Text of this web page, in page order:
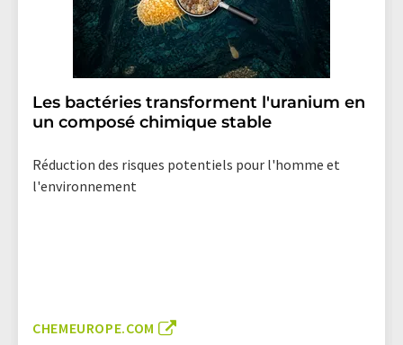
Les bactéries transforment l'uranium en
un composé chimique stable
Réduction des risques potentiels pour l'homme et
l'environnement
CHEMEUROPE.COM